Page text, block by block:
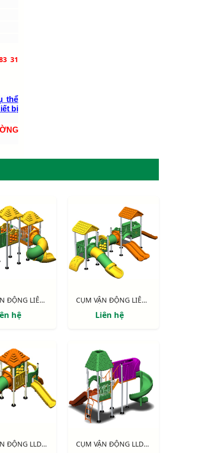
31
thể
bị
CỤM VẬN ĐỘNG LIÊN HOÀN LLDPE NIK143090MM
hệ
CỤM VẬN ĐỘNG LIÊN HOÀN LLDPE NIK155120NN
Liên hệ
CỤM VẬN ĐỘNG LLDPE NIK124060M CỤM VẬN ĐỘNG LLDPE NIK133070L